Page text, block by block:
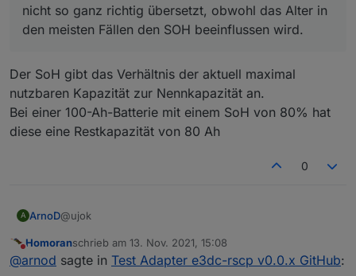
somit der RSOC den "wahren" wert angibt.
"Gesundheitszustand" der natürlich auch beim
"gesundheitlichen" Ausfall einer Zelle/einiger Zellen
auch nach geringem Alter bereits in die Knie gehen
nicht so ganz richtig übersetzt, obwohl das Alter in
den meisten Fällen den SOH beeinflussen wird.
Der SoH gibt das Verhältnis der aktuell maximal
nutzbaren Kapazität zur Nennkapazität an.
Bei einer 100-Ah-Batterie mit einem SoH von 80% hat
diese eine Restkapazität von 80 Ah
0
A ArnoD@ujok
Ich versuche es mal so zu erklären wie ich es
zumindest verstanden habe.
Nicht stören
Homoranschrieb am 13. Nov. 2021, 15:08
zuletzt editiert von
@arnod sagte in Test Adapter e3dc-rscp v0.0.x GitHub: